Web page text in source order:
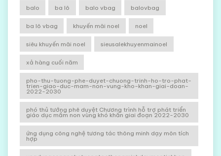
balo ba lô balo vbag balovbag
ba lô vbag khuyến mãi noel noel
siêu khuyến mãi noel sieusalekhuyenmainoel
xả hàng cuối năm
pho-thu-tuong-phe-duyet-chuong-trinh-ho-tro-phat-
trien-giao-duc-mam-non-vung-kho-khan-giai-doan-
2022-2030
phó thủ tướng phê duyệt Chương trình hỗ trợ phát triển
giáo dục mầm non vùng khó khăn giai đoạn 2022-2030
ứng dụng công nghệ tương tác thông minh dạy môn tích
hợp